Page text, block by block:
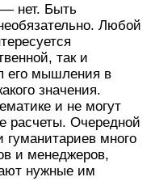
нет. Быть
Любой
так и
его мышления в
значения.
и не могут
расчеты. Очередной
много
и менеджеров,
нужные им